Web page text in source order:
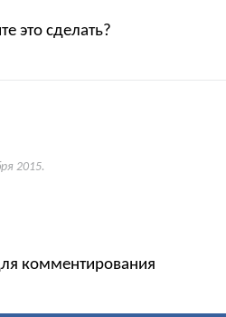
это сделать?
2015.
комментирования